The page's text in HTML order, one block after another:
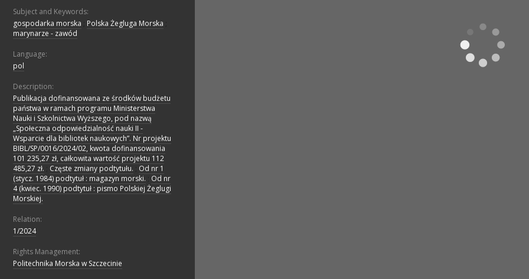
Subject and Keywords:
gospodarka morska
Polska Żegluga Morska
marynarze - zawód
Language:
pol
Description:
Publikacja dofinansowana ze środków budżetu
państwa w ramach programu Ministerstwa
Nauki i Szkolnictwa Wyższego, pod nazwą
„Społeczna odpowiedzialność nauki II -
Wsparcie dla bibliotek naukowych”. Nr projektu
BIBL/SP/0016/2024/02, kwota dofinansowania
101 235,27 zł, całkowita wartość projektu 112
485,27 zł.
Częste zmiany podtytułu.
Od nr 1
(stycz. 1984) podtytuł : magazyn morski.
Od nr
4 (kwiec. 1990) podtytuł : pismo Polskiej Żeglugi
Morskiej.
Relation:
1/2024
Rights Management:
Politechnika Morska w Szczecinie